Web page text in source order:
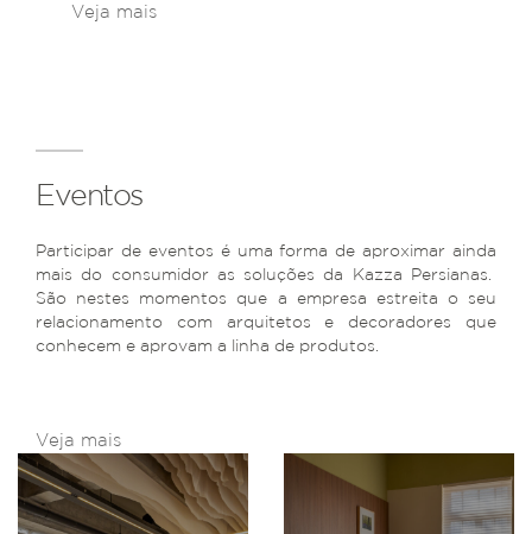
Veja mais
Eventos
Participar de eventos é uma forma de aproximar ainda
mais do consumidor as soluções da Kazza Persianas.
São nestes momentos que a empresa estreita o seu
relacionamento com arquitetos e decoradores que
conhecem e aprovam a linha de produtos.
Veja mais